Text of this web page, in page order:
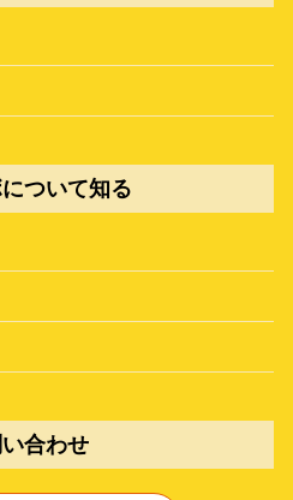
ついて知る
合わせ